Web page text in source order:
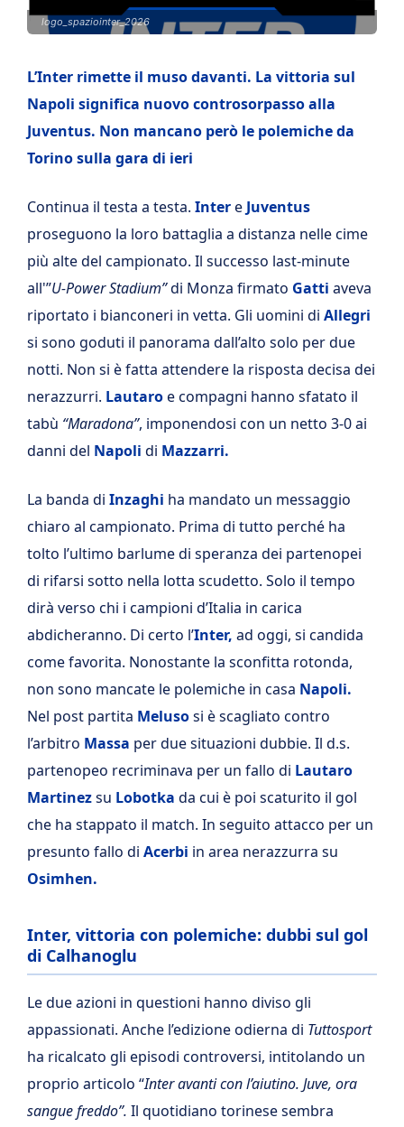
logo_spaziointer_2026
L’Inter rimette il muso davanti. La vittoria sul
Napoli significa nuovo controsorpasso alla
Juventus. Non mancano però le polemiche da
Torino sulla gara di ieri
Continua il testa a testa. Intere Juventus
proseguono la loro battaglia a distanza nelle cime
più alte del campionato. Il successo last-minute
all'”U-Power Stadium”di Monza firmato Gatti aveva
riportato i bianconeri in vetta. Gli uomini di Allegri
si sono goduti il panorama dall’alto solo per due
notti. Non si è fatta attendere la risposta decisa dei
nerazzurri. Lautaroe compagni hanno sfatato il
tabù “Maradona”, imponendosi con un netto 3-0 ai
danni del Napoli di Mazzarri.
La banda di Inzaghi ha mandato un messaggio
chiaro al campionato. Prima di tutto perché ha
tolto l’ultimo barlume di speranza dei partenopei
di rifarsi sotto nella lotta scudetto. Solo il tempo
dirà verso chi i campioni d’Italia in carica
abdicheranno. Di certo l’Inter, ad oggi, si candida
come favorita. Nonostante la sconfitta rotonda,
non sono mancate le polemiche in casa Napoli.
Nel post partita Melusosi è scagliato contro
l’arbitro Massa per due situazioni dubbie. Il d.s.
partenopeo recriminava per un fallo di Lautaro
Martinezsu Lobotka da cui è poi scaturito il gol
che ha stappato il match. In seguito attacco per un
presunto fallo di Acerbi in area nerazzurra su
Osimhen.
Inter, vittoria con polemiche: dubbi sul gol
di Calhanoglu
Le due azioni in questioni hanno diviso gli
appassionati. Anche l’edizione odierna di Tuttosport
ha ricalcato gli episodi controversi, intitolando un
proprio articolo “Inter avanti con l’aiutino. Juve, ora
sangue freddo”. Il quotidiano torinese sembra